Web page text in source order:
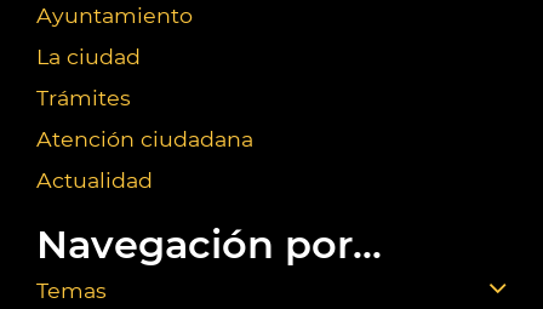
Ayuntamiento
La ciudad
Trámites
Atención ciudadana
Actualidad
Navegación por...
Temas